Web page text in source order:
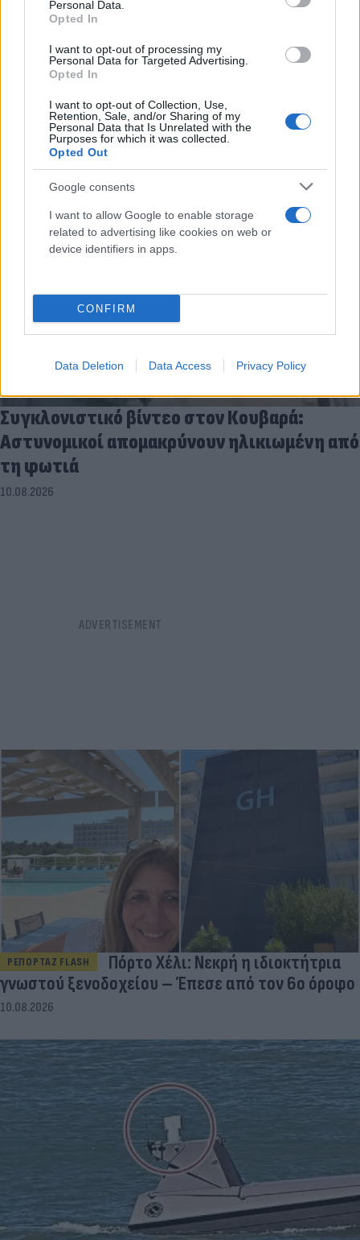
Personal Data.
Opted In
I want to opt-out of processing my
Personal Data for Targeted Advertising.
Opted In
I want to opt-out of Collection, Use,
Retention, Sale, and/or Sharing of my
Personal Data that Is Unrelated with the
Purposes for which it was collected.
Opted Out
Google consents
I want to allow Google to enable storage
related to advertising like cookies on web or
device identifiers in apps.
CONFIRM
Data Deletion Data Access Privacy Policy
FLASH FOCUS
Συγκλονιστικό βίντεο στον Κουβαρά:
Αστυνομικοί απομακρύνουν ηλικιωμένη από
τη φωτιά
10.08.2026
ΡΕΠΟΡΤΑΖ FLASH
Πόρτο Χέλι: Νεκρή η ιδιοκτήτρια
γνωστού ξενοδοχείου – Έπεσε από τον 6ο όροφο
10.08.2026